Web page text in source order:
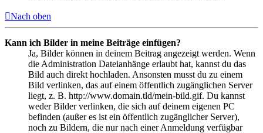
Nach oben
Kann ich Bilder in meine Beiträge einfügen?
Ja, Bilder können in deinem Beitrag angezeigt werden. Wenn
die Administration Dateianhänge erlaubt hat, kannst du das
Bild auch direkt hochladen. Ansonsten musst du zu einem
Bild verlinken, das auf einem öffentlich zugänglichen Server
liegt, z. B. http://www.domain.tld/mein-bild.gif. Du kannst
weder Bilder verlinken, die sich auf deinem eigenen PC
befinden (außer es ist ein öffentlich zugänglicher Server),
noch zu Bildern, die nur nach einer Anmeldung verfügbar